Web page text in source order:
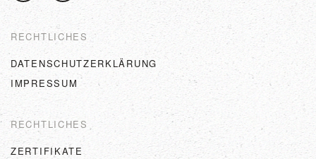
RECHTLICHES
DATENSCHUTZERKLÄRUNG
IMPRESSUM
RECHTLICHES
ZERTIFIKATE